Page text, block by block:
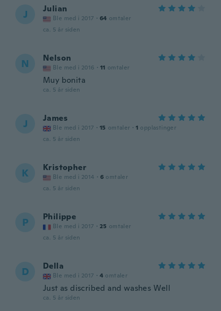
J Julian
Ble med i 2017 · 64 omtaler
ca. 5 år siden
N Nelson
Ble med i 2016 · 11 omtaler
Muy bonita
ca. 5 år siden
J James
Ble med i 2017 · 15 omtaler · 1 opplastinger
ca. 5 år siden
K Kristopher
Ble med i 2014 · 6 omtaler
ca. 5 år siden
P Philippe
Ble med i 2017 · 25 omtaler
ca. 5 år siden
D Della
Ble med i 2017 · 4 omtaler
Just as discribed and washes Well
ca. 5 år siden